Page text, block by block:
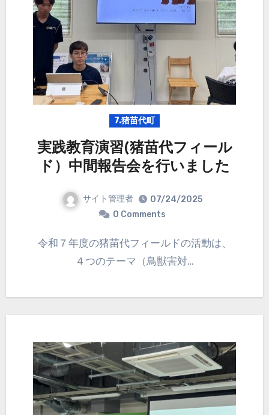
7.猪苗代町
実践教育演習(猪苗代フィール
ド）中間報告会を行いました
サイト管理者
07/24/2025
0 Comments
令和７年度の猪苗代フィールドの活動は、
４つのテーマ（鳥獣害対…